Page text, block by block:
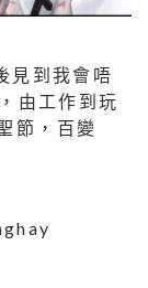
見到我會唔
由工作到玩
節，百變